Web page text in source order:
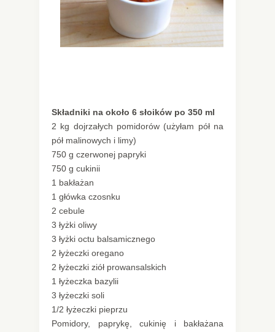
Składniki na około 6 słoików po 350 ml
2 kg dojrzałych pomidorów (użyłam pół na
pół malinowych i limy)
750 g czerwonej papryki
750 g cukinii
1 bakłażan
1 główka czosnku
2 cebule
3 łyżki oliwy
3 łyżki octu balsamicznego
2 łyżeczki oregano
2 łyżeczki ziół prowansalskich
1 łyżeczka bazylii
3 łyżeczki soli
1/2 łyżeczki pieprzu
Pomidory, paprykę, cukinię i bakłażana